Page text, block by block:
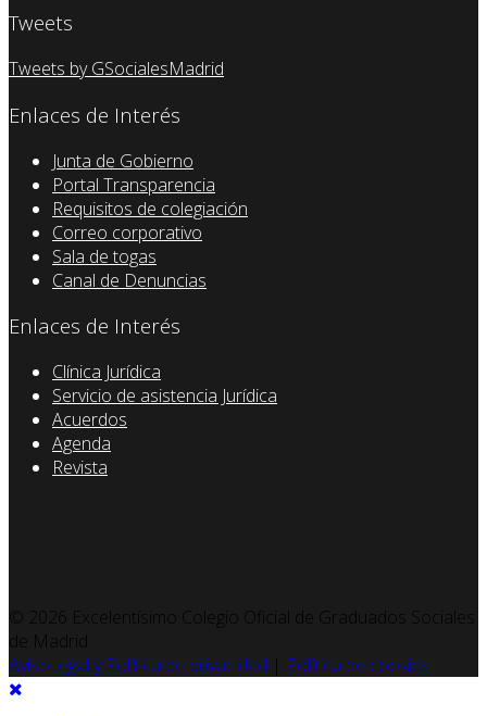
Tweets
Tweets by GSocialesMadrid
Enlaces de Interés
Junta de Gobierno
Portal Transparencia
Requisitos de colegiación
Correo corporativo
Sala de togas
Canal de Denuncias
Enlaces de Interés
Clínica Jurídica
Servicio de asistencia Jurídica
Acuerdos
Agenda
Revista
© 2026 Excelentísimo Colegio Oficial de Graduados Sociales
de Madrid
Aviso legal y Política de privacidad
Política de cookies